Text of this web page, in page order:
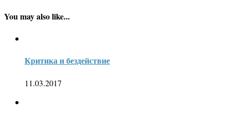
You may also like...
Критика и бездействие
11.03.2017